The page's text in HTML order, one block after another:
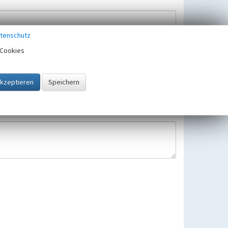
gespeichert und verwendet.
gültigen Europäischen